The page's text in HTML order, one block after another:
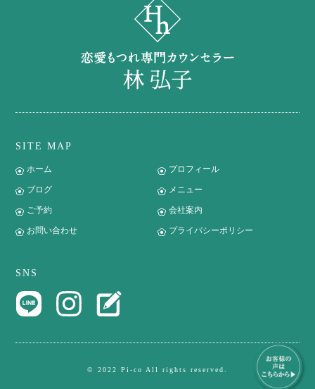
SITE MAP
ホーム プロフィール
ブログ メニュー
ご予約 会社案内
お問い合わせ プライバシーポリシー
SNS
© 2022 Pi-co All rights reserved.